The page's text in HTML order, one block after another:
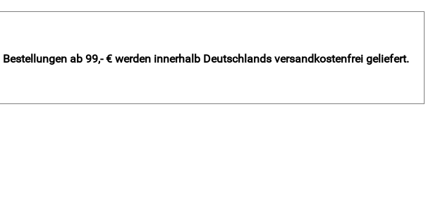
Bestellungen ab 99,- € werden innerhalb Deutschlands versandkostenfrei geliefert.